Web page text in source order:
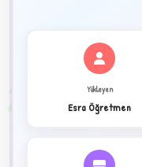
Yükleyen
Esra Öğretmen